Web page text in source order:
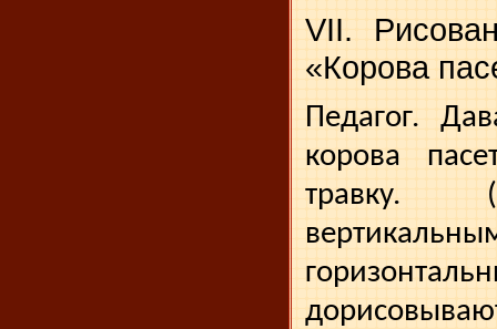
VII.
«Корова
Педагог.
корова
травку.